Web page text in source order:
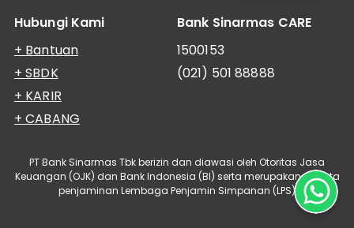
Hubungi Kami
+ Bantuan
+ SBDK
+ KARIR
+ CABANG
Bank Sinarmas CARE
1500153
(021) 501 88888
PT Bank Sinarmas Tbk berizin dan diawasi oleh Otoritas Jasa
Keuangan (OJK) dan Bank Indonesia (BI) serta merupakan peserta
penjaminan Lembaga Penjamin Simpanan (LPS)